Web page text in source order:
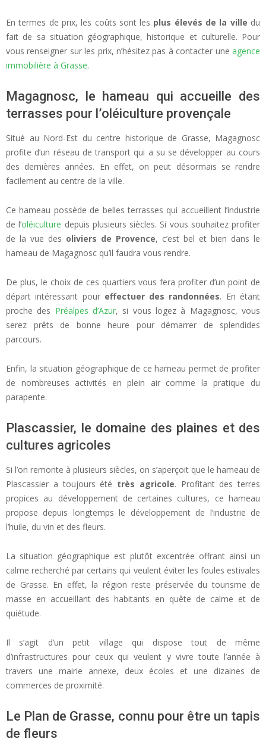
En termes de prix, les coûts sont les plus élevés de la ville du
fait de sa situation géographique, historique et culturelle. Pour
vous renseigner sur les prix, n’hésitez pas à contacter une agence
immobilière à Grasse.
Magagnosc, le hameau qui accueille des
terrasses pour l’oléiculture provençale
Situé au Nord-Est du centre historique de Grasse, Magagnosc
profite d’un réseau de transport qui a su se développer au cours
des dernières années. En effet, on peut désormais se rendre
facilement au centre de la ville.
Ce hameau possède de belles terrasses qui accueillent l’industrie
de l’oléiculture depuis plusieurs siècles. Si vous souhaitez profiter
de la vue des oliviers de Provence, c’est bel et bien dans le
hameau de Magagnosc qu’il faudra vous rendre.
De plus, le choix de ces quartiers vous fera profiter d’un point de
départ intéressant pour effectuer des randonnées. En étant
proche des Préalpes d’Azur, si vous logez à Magagnosc, vous
serez prêts de bonne heure pour démarrer de splendides
parcours.
Enfin, la situation géographique de ce hameau permet de profiter
de nombreuses activités en plein air comme la pratique du
parapente.
Plascassier, le domaine des plaines et des
cultures agricoles
Si l’on remonte à plusieurs siècles, on s’aperçoit que le hameau de
Plascassier a toujours été très agricole. Profitant des terres
propices au développement de certaines cultures, ce hameau
propose depuis longtemps le développement de l’industrie de
l’huile, du vin et des fleurs.
La situation géographique est plutôt excentrée offrant ainsi un
calme recherché par certains qui veulent éviter les foules estivales
de Grasse. En effet, la région reste préservée du tourisme de
masse en accueillant des habitants en quête de calme et de
quiétude.
Il s’agit d’un petit village qui dispose tout de même
d’infrastructures pour ceux qui veulent y vivre toute l’année à
travers une mairie annexe, deux écoles et une dizaines de
commerces de proximité.
Le Plan de Grasse, connu pour être un tapis
de fleurs